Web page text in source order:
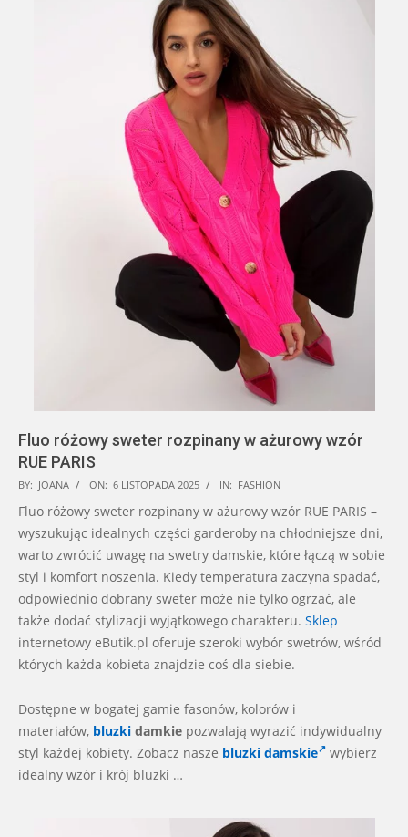
Fluo różowy sweter rozpinany w ażurowy wzór
RUE PARIS
2025-
11-
BY: JOANA ON: 6 LISTOPADA 2025 IN: FASHION
Fluo różowy sweter rozpinany w ażurowy wzór RUE PARIS –
wyszukując idealnych części garderoby na chłodniejsze dni,
warto zwrócić uwagę na swetry damskie, które łączą w sobie
styl i komfort noszenia. Kiedy temperatura zaczyna spadać,
odpowiednio dobrany sweter może nie tylko ogrzać, ale
także dodać stylizacji wyjątkowego charakteru. Sklep
internetowy eButik.pl oferuje szeroki wybór swetrów, wśród
których każda kobieta znajdzie coś dla siebie.
Dostępne w bogatej gamie fasonów, kolorów i
materiałów, bluzki damkie pozwalają wyrazić indywidualny
styl każdej kobiety. Zobacz nasze bluzki damskie
wybierz
idealny wzór i krój bluzki …